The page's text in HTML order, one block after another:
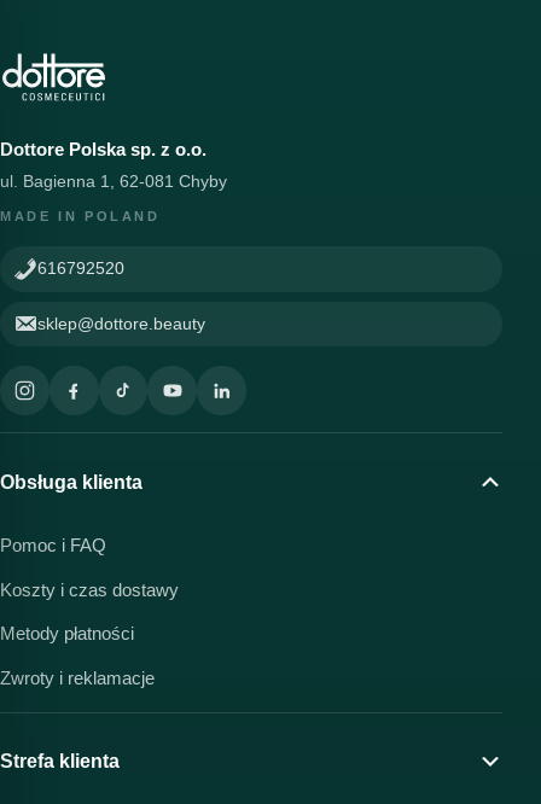
Dottore Polska sp. z o.o.
ul. Bagienna 1, 62-081 Chyby
MADE IN POLAND
616792520
sklep@dottore.beauty
Obsługa klienta
Pomoc i FAQ
Koszty i czas dostawy
Metody płatności
Zwroty i reklamacje
Strefa klienta